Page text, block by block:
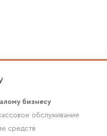
бизнесу
обслуживание
средств